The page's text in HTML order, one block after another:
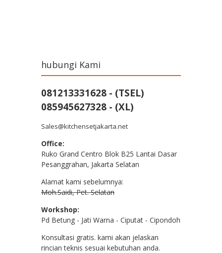
hubungi Kami
081213331628 - (TSEL)
085945627328 - (XL)
Sales@kitchensetjakarta.net
Office:
Ruko Grand Centro Blok B25 Lantai Dasar
Pesanggrahan, Jakarta Selatan
Alamat kami sebelumnya:
Moh.Saidi, Pet. Selatan
Workshop:
Pd Betung - Jati Warna - Ciputat - Cipondoh
Konsultasi gratis. kami akan jelaskan
rincian teknis sesuai kebutuhan anda.